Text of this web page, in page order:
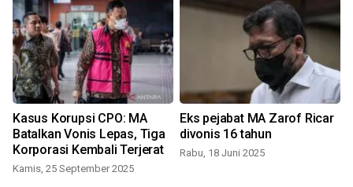
Kasus Korupsi CPO: MA
Batalkan Vonis Lepas, Tiga
Korporasi Kembali Terjerat
Kamis, 25 September 2025
Eks pejabat MA Zarof Ricar
divonis 16 tahun
Rabu, 18 Juni 2025